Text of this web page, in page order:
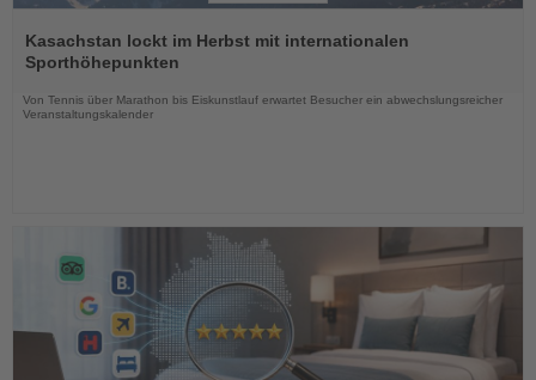
Sie
die
Nachrichten
Kasachstan lockt im Herbst mit internationalen
Sporthöhepunkten
Von Tennis über Marathon bis Eiskunstlauf erwartet Besucher ein abwechslungsreicher
Veranstaltungskalender